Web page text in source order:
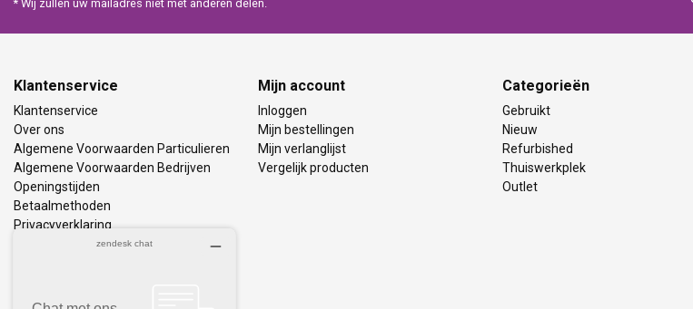
* Wij zullen uw mailadres niet met anderen delen.
Klantenservice
Klantenservice
Over ons
Algemene Voorwaarden Particulieren
Algemene Voorwaarden Bedrijven
Openingstijden
Betaalmethoden
Privacyverklaring
Bezorging & Retourneren
Mijn account
Inloggen
Mijn bestellingen
Mijn verlanglijst
Vergelijk producten
Categorieën
Gebruikt
Nieuw
Refurbished
Thuiswerkplek
Outlet